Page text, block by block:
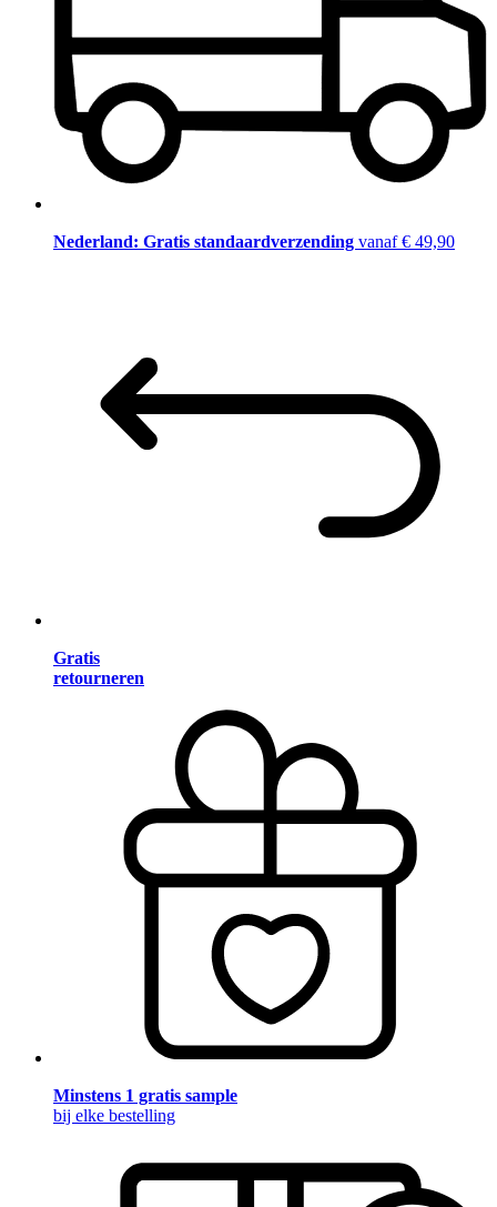
Nederland: Gratis standaardverzending vanaf € 49,90
Gratis
retourneren
Minstens 1 gratis sample
bij elke bestelling